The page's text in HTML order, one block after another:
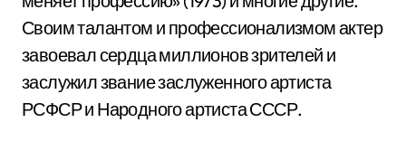
Своим талантом и профессионализмом актер
завоевал сердца миллионов зрителей и
заслужил звание заслуженного артиста
РСФСР и Народного артиста СССР.